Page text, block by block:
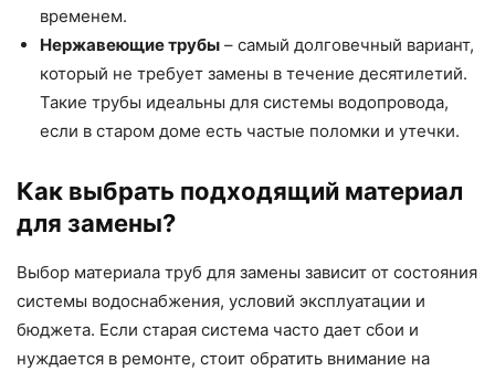
временем.
Нержавеющие трубы – самый долговечный вариант,
который не требует замены в течение десятилетий.
Такие трубы идеальны для системы водопровода,
если в старом доме есть частые поломки и утечки.
Как выбрать подходящий материал
для замены?
Выбор материала труб для замены зависит от состояния
системы водоснабжения, условий эксплуатации и
бюджета. Если старая система часто дает сбои и
нуждается в ремонте, стоит обратить внимание на